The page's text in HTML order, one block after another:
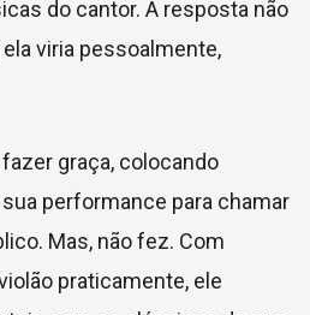
do cantor. A resposta não
viria pessoalmente,
graça, colocando
performance para chamar
Mas, não fez. Com
praticamente, ele